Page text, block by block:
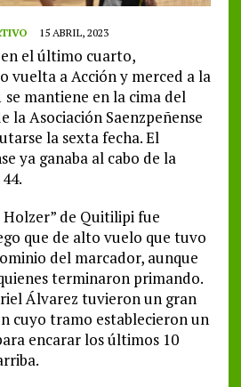
15 ABRIL, 2023
el último cuarto,
vuelta a Acción y merced a la
mantiene en la cima del
la Asociación Saenzpeñense
la sexta fecha. El
ya ganaba al cabo de la
Holzer” de Quitilipi fue
que de alto vuelo que tuvo
del marcador, aunque
terminaron primando.
Álvarez tuvieron un gran
cuyo tramo establecieron un
encarar los últimos 10